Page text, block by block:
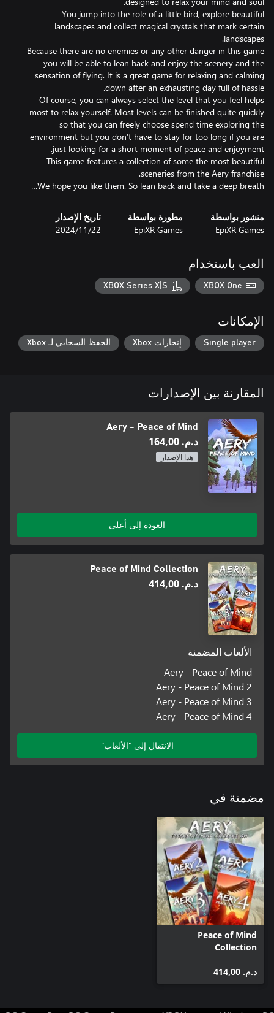
You jump into the role of a little bird, explore beautiful
landscapes and collect magical crystals that mark certain
Because there are no enemies or any other danger in this game
you will be able to lean back and enjoy the scenery and the
sensation of flying. It is a great game for relaxing and calming
Of course, you can always select the level that you feel helps
most to relax yourself. Most levels can be finished quite quickly
so that you can freely choose spend time exploring the
environment but you don’t have to stay for too long if you are
This game features a collection of some the most beautiful
We hope you like them. So lean back and take a deep breath…
منشور بواسطة
EpiXR Games
مطورة بواسطة
EpiXR Games
تاريخ الإصدار
22‏/11‏/2024
العب باستخدام
XBOX One
XBOX Series X|S
الإمكانات
Single player إنجازات Xbox الحفظ السحابي لـ Xbox
المقارنة بين الإصدارات
Aery - Peace of Mind
د.م.‏ 164,00
هذا الإصدار
العودة إلى أعلى
Peace of Mind Collection
د.م.‏ 414,00
الألعاب المضمنة
Aery - Peace of Mind
Aery - Peace of Mind 2
Aery - Peace of Mind 3
Aery - Peace of Mind 4
الانتقال إلى "الألعاب"
مضمنة في
Peace of Mind
Collection
د.م.‏ 414,00